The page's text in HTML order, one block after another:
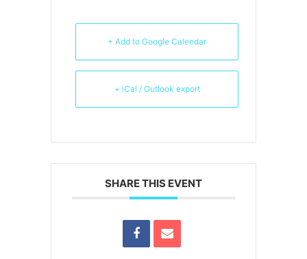
+ Add to Google Calendar
+ iCal / Outlook export
SHARE THIS EVENT